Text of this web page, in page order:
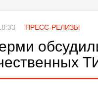
ПРЕСС-РЕЛИЗЫ